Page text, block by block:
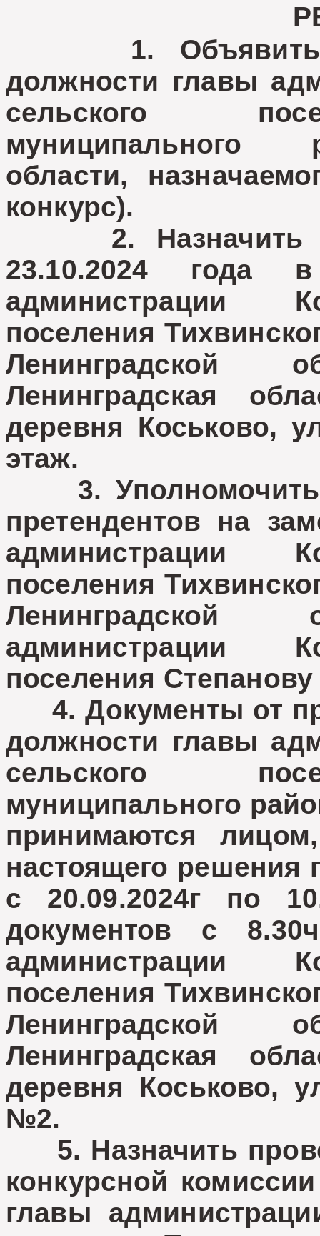
1. Объявить
должности главы
сельского
муниципального
области,
конкурс).
2. Назначить
23.10.2024
администрации
поселения
Ленинградской
Ленинградская
деревня Коськово,
этаж.
3. Уполномочить
претендентов на
администрации
поселения
Ленинградской
администрации
поселения
4. Документы от
должности главы
сельского
муниципального
принимаются
настоящего
с 20.09.2024г по
документов с
администрации
поселения
Ленинградской
Ленинградская
деревня Коськово,
№2.
5. Назначить
конкурсной
главы